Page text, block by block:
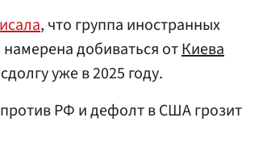
, что группа иностранных
добиваться отКиева
уже в 2025 году.
РФ и дефолт в США грозит